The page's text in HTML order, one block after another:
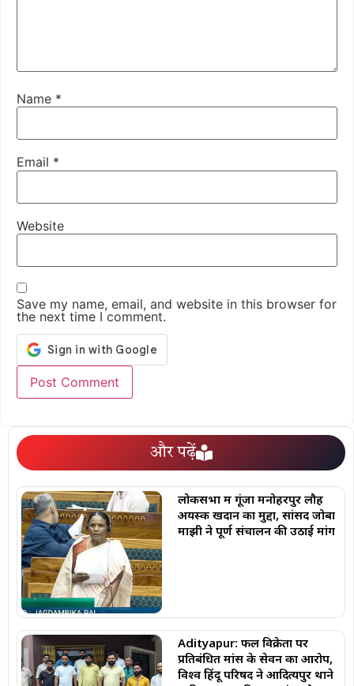
Name *
Email *
Website
Save my name, email, and website in this browser for
the next time I comment.
और पढ़ें
लोकसभा में गूंजा मनोहरपुर लौह
अयस्क खदान का मुद्दा, सांसद जोबा
माझी ने पूर्ण संचालन की उठाई मांग
Adityapur: फल विक्रेता पर
प्रतिबंधित मांस के सेवन का आरोप,
विश्व हिंदू परिषद ने आदित्यपुर थाने